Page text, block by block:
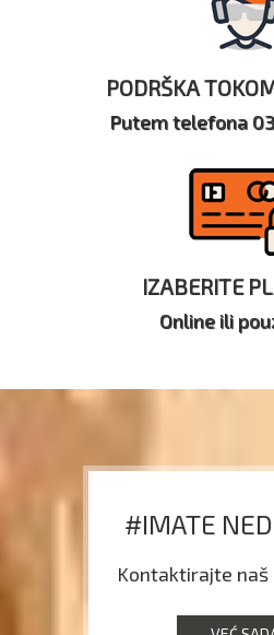
PODRŠKA
Putem telefona
IZABERITE
Online ili
#IMATE
Kontaktirajte